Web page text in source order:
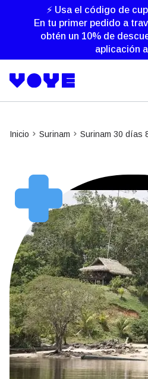
⚡ Usa el código de
En tu primer pedido a
obtén un 10% de
aplicación
Inicio Surinam Surinam 30 días